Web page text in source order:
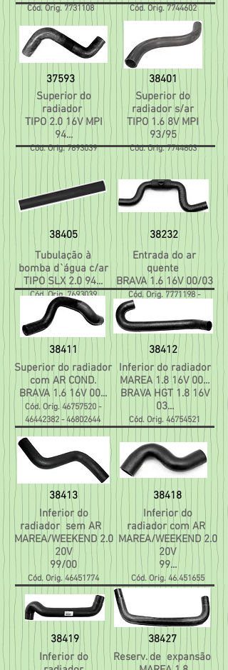
Cód. Orig. 7731108
37593
Superior do
radiador
TIPO 2.0 16V MPI
94...
Cód. Orig.7693039
38405
Tubulação à
bomba d`água c/ar
TIPO SLX 2.0 94...
Cód. Orig.7693039
Cód. Orig.7744602
38401
Superior do
radiador s/ar
TIPO 1.6 8V MPI
93/95
Cód. Orig.7744603
38232
Entrada do ar
quente
BRAVA 1.6 16V 00/03
Cód. Orig. 7771198 -
38411
Superior do radiador
com AR COND.
BRAVA 1.6 16V 00...
Cód. Orig.46757520 -
46442382 -46802644
38412
Inferior do radiador
MAREA 1.8 16V 00...
BRAVA HGT 1.8 16V
03...
Cód. Orig. 46754521
38413
38418
Inferior do
radiador sem AR
MAREA/WEEKEND 2.0
20V
99/00
Cód. Orig. 46451774
Inferior do
radiador com AR
MAREA/WEEKEND 2.0
20V
99...
Cód. Orig. 46.451655
38419
Inferior do
38427
Reserv. de expansão